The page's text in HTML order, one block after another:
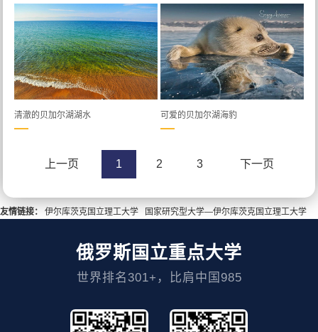
清澈的贝加尔湖湖水 可爱的贝加尔湖海豹
上一页 1 2 3 下一页
友情链接： 伊尔库茨克国立理工大学 国家研究型大学—伊尔库茨克国立理工大学
俄罗斯国立重点大学
世界排名301+，比肩中国985